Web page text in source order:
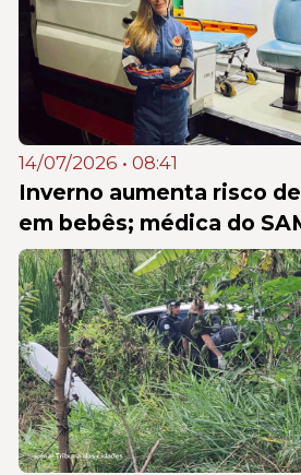
14/07/2026 • 08:41
Inverno aumenta risco
em bebês; médica do